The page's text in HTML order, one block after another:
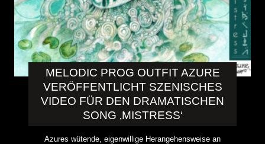
MELODIC PROG OUTFIT AZURE
VERÖFFENTLICHT SZENISCHES
VIDEO FÜR DEN DRAMATISCHEN
SONG ‚MISTRESS‘
Azures wütende, eigenwillige Herangehensweise an